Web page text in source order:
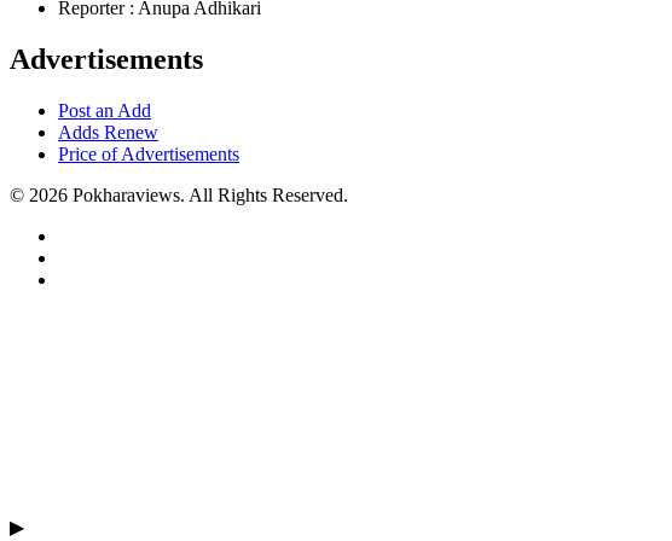
Reporter : Anupa Adhikari
Advertisements
Post an Add
Adds Renew
Price of Advertisements
© 2026 Pokharaviews. All Rights Reserved.
▶